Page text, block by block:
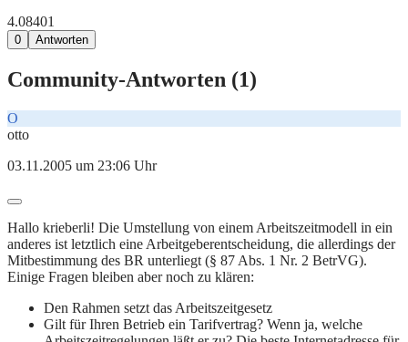
4.08401
0 Antworten
Community-Antworten (1)
O
otto
03.11.2005 um 23:06 Uhr
Hallo krieberli! Die Umstellung von einem Arbeitszeitmodell in ein
anderes ist letztlich eine Arbeitgeberentscheidung, die allerdings der
Mitbestimmung des BR unterliegt (§ 87 Abs. 1 Nr. 2 BetrVG).
Einige Fragen bleiben aber noch zu klären:
Den Rahmen setzt das Arbeitszeitgesetz
Gilt für Ihren Betrieb ein Tarifvertrag? Wenn ja, welche